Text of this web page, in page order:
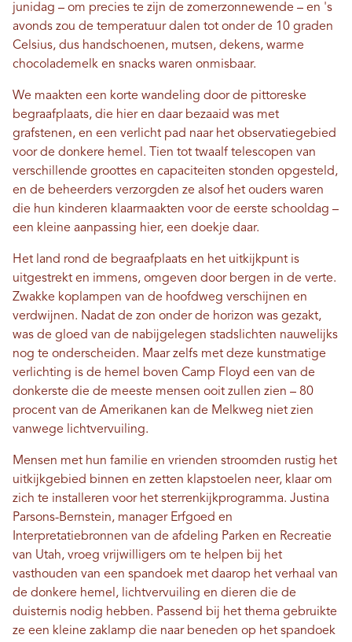
junidag – om precies te zijn de zomerzonnewende – en 's
avonds zou de temperatuur dalen tot onder de 10 graden
Celsius, dus handschoenen, mutsen, dekens, warme
chocolademelk en snacks waren onmisbaar.
We maakten een korte wandeling door de pittoreske
begraafplaats, die hier en daar bezaaid was met
grafstenen, en een verlicht pad naar het observatiegebied
voor de donkere hemel. Tien tot twaalf telescopen van
verschillende groottes en capaciteiten stonden opgesteld,
en de beheerders verzorgden ze alsof het ouders waren
die hun kinderen klaarmaakten voor de eerste schooldag –
een kleine aanpassing hier, een doekje daar.
Het land rond de begraafplaats en het uitkijkpunt is
uitgestrekt en immens, omgeven door bergen in de verte.
Zwakke koplampen van de hoofdweg verschijnen en
verdwijnen. Nadat de zon onder de horizon was gezakt,
was de gloed van de nabijgelegen stadslichten nauwelijks
nog te onderscheiden. Maar zelfs met deze kunstmatige
verlichting is de hemel boven Camp Floyd een van de
donkerste die de meeste mensen ooit zullen zien – 80
procent van de Amerikanen kan de Melkweg niet zien
vanwege lichtvervuiling.
Mensen met hun familie en vrienden stroomden rustig het
uitkijkgebied binnen en zetten klapstoelen neer, klaar om
zich te installeren voor het sterrenkijkprogramma. Justina
Parsons-Bernstein, manager Erfgoed en
Interpretatiebronnen van de afdeling Parken en Recreatie
van Utah, vroeg vrijwilligers om te helpen bij het
vasthouden van een spandoek met daarop het verhaal van
de donkere hemel, lichtvervuiling en dieren die de
duisternis nodig hebben. Passend bij het thema gebruikte
ze een kleine zaklamp die naar beneden op het spandoek